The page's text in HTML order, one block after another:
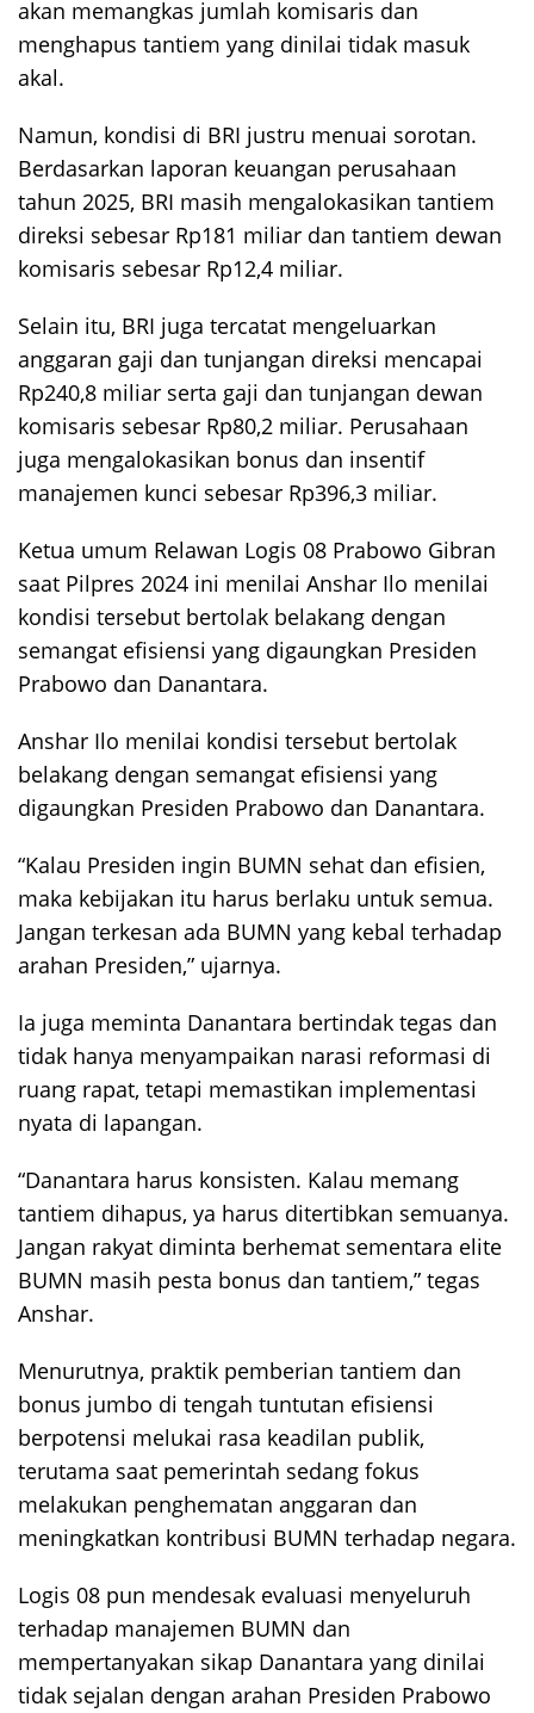
akan memangkas jumlah komisaris dan
menghapus tantiem yang dinilai tidak masuk
akal.
Namun, kondisi di BRI justru menuai sorotan.
Berdasarkan laporan keuangan perusahaan
tahun 2025, BRI masih mengalokasikan tantiem
direksi sebesar Rp181 miliar dan tantiem dewan
komisaris sebesar Rp12,4 miliar.
Selain itu, BRI juga tercatat mengeluarkan
anggaran gaji dan tunjangan direksi mencapai
Rp240,8 miliar serta gaji dan tunjangan dewan
komisaris sebesar Rp80,2 miliar. Perusahaan
juga mengalokasikan bonus dan insentif
manajemen kunci sebesar Rp396,3 miliar.
Ketua umum Relawan Logis 08 Prabowo Gibran
saat Pilpres 2024 ini menilai Anshar Ilo menilai
kondisi tersebut bertolak belakang dengan
semangat efisiensi yang digaungkan Presiden
Prabowo dan Danantara.
Anshar Ilo menilai kondisi tersebut bertolak
belakang dengan semangat efisiensi yang
digaungkan Presiden Prabowo dan Danantara.
“Kalau Presiden ingin BUMN sehat dan efisien,
maka kebijakan itu harus berlaku untuk semua.
Jangan terkesan ada BUMN yang kebal terhadap
arahan Presiden,” ujarnya.
Ia juga meminta Danantara bertindak tegas dan
tidak hanya menyampaikan narasi reformasi di
ruang rapat, tetapi memastikan implementasi
nyata di lapangan.
“Danantara harus konsisten. Kalau memang
tantiem dihapus, ya harus ditertibkan semuanya.
Jangan rakyat diminta berhemat sementara elite
BUMN masih pesta bonus dan tantiem,” tegas
Anshar.
Menurutnya, praktik pemberian tantiem dan
bonus jumbo di tengah tuntutan efisiensi
berpotensi melukai rasa keadilan publik,
terutama saat pemerintah sedang fokus
melakukan penghematan anggaran dan
meningkatkan kontribusi BUMN terhadap negara.
Logis 08 pun mendesak evaluasi menyeluruh
terhadap manajemen BUMN dan
mempertanyakan sikap Danantara yang dinilai
tidak sejalan dengan arahan Presiden Prabowo